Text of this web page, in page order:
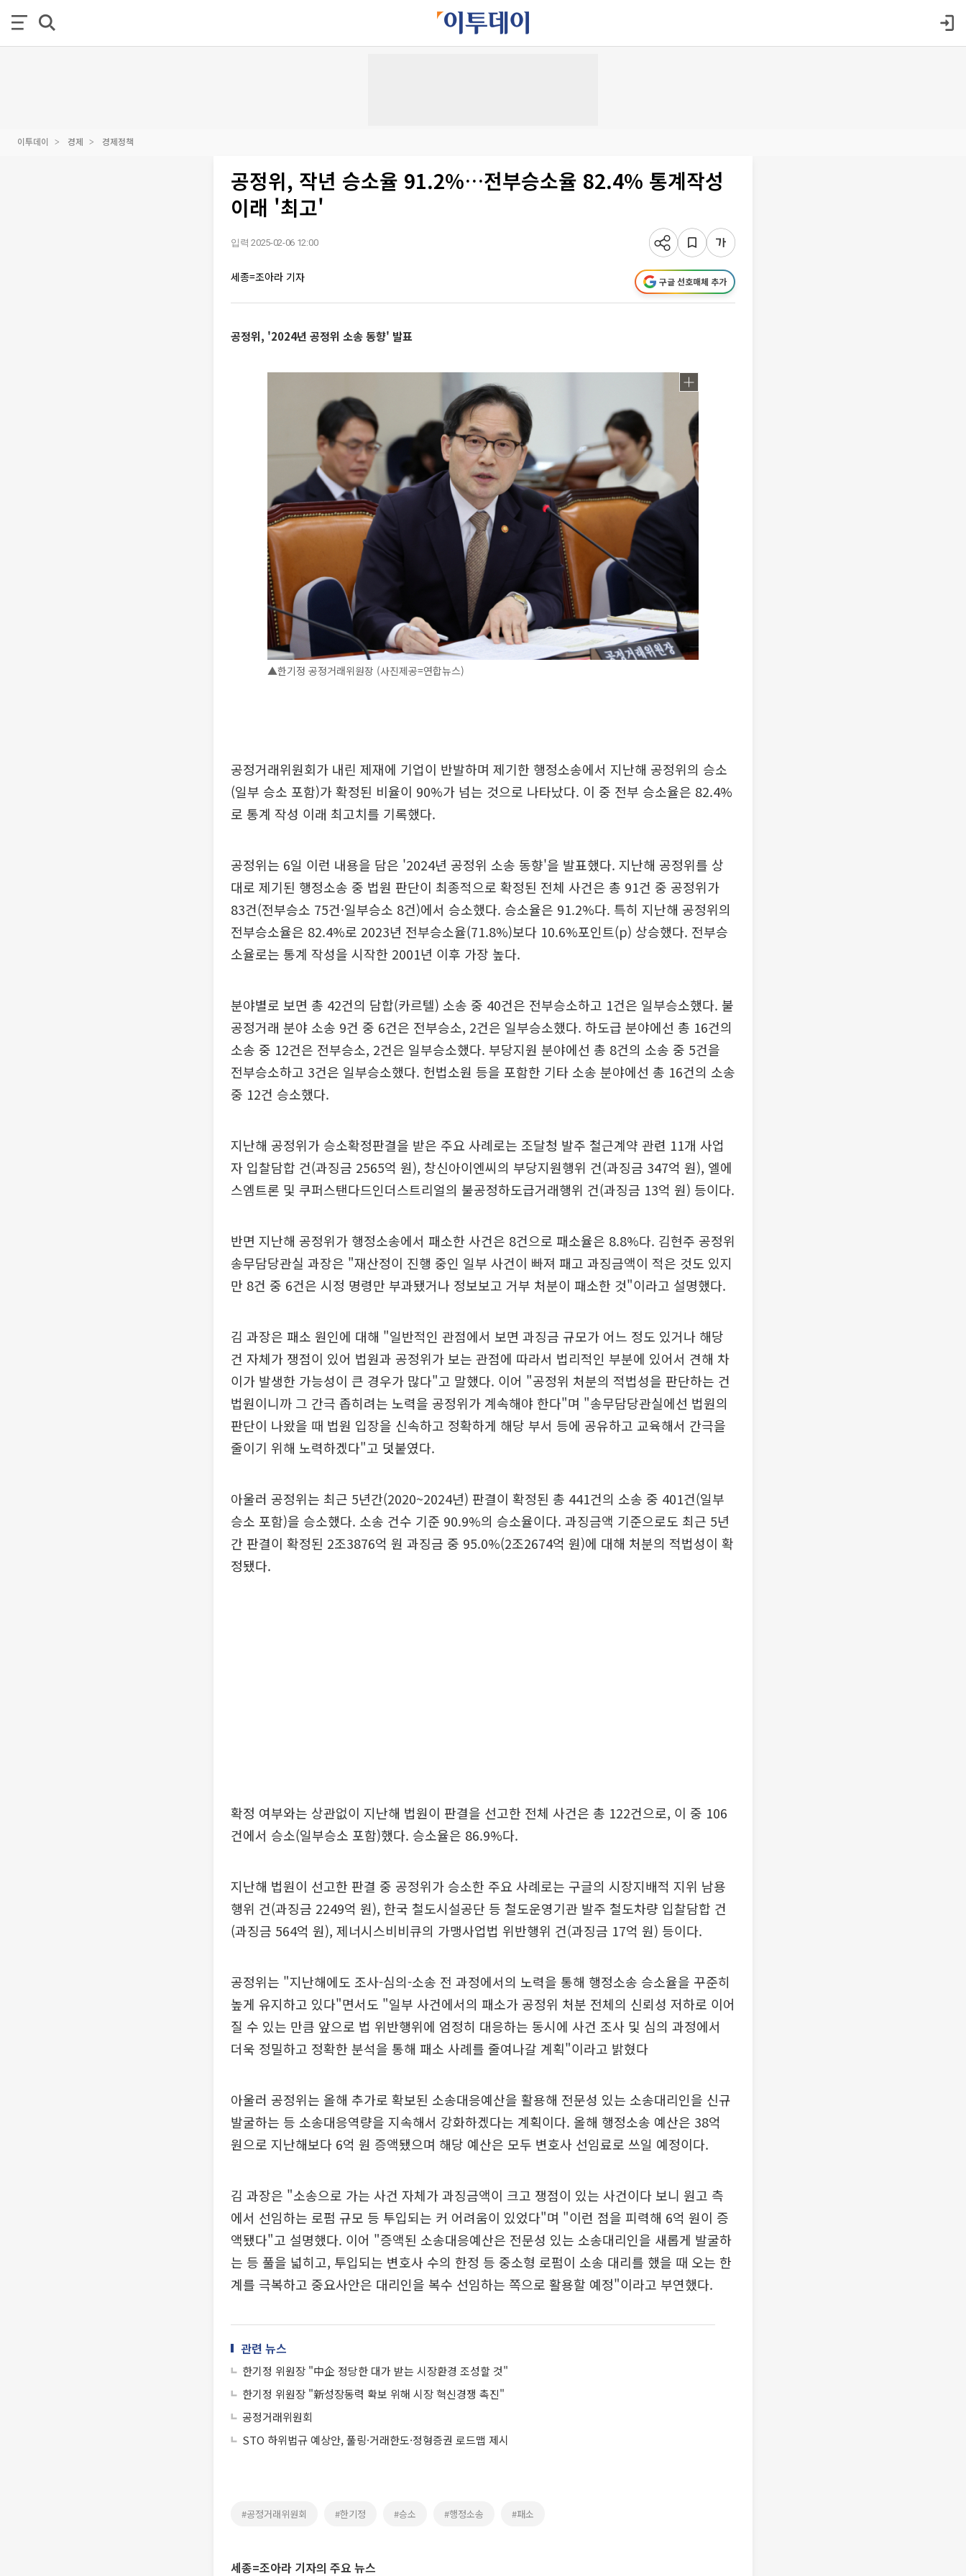
이투데이 경제 경제정책
공정위, 작년 승소율 91.2%…전부승소율 82.4% 통계작성
이래 '최고'
입력 2025-02-06 12:00
세종=조아라 기자 구글 선호매체 추가
공정위, '2024년 공정위 소송 동향' 발표
▲한기정 공정거래위원장 (사진제공=연합뉴스)
공정거래위원회가 내린 제재에 기업이 반발하며 제기한 행정소송에서 지난해 공정위의 승소
(일부 승소 포함)가 확정된 비율이 90%가 넘는 것으로 나타났다. 이 중 전부 승소율은 82.4%
로 통계 작성 이래 최고치를 기록했다.
공정위는 6일 이런 내용을 담은 '2024년 공정위 소송 동향'을 발표했다. 지난해 공정위를 상
대로 제기된 행정소송 중 법원 판단이 최종적으로 확정된 전체 사건은 총 91건 중 공정위가
83건(전부승소 75건·일부승소 8건)에서 승소했다. 승소율은 91.2%다. 특히 지난해 공정위의
전부승소율은 82.4%로 2023년 전부승소율(71.8%)보다 10.6%포인트(p) 상승했다. 전부승
소율로는 통계 작성을 시작한 2001년 이후 가장 높다.
분야별로 보면 총 42건의 담합(카르텔) 소송 중 40건은 전부승소하고 1건은 일부승소했다. 불
공정거래 분야 소송 9건 중 6건은 전부승소, 2건은 일부승소했다. 하도급 분야에선 총 16건의
소송 중 12건은 전부승소, 2건은 일부승소했다. 부당지원 분야에선 총 8건의 소송 중 5건을
전부승소하고 3건은 일부승소했다. 헌법소원 등을 포함한 기타 소송 분야에선 총 16건의 소송
중 12건 승소했다.
지난해 공정위가 승소확정판결을 받은 주요 사례로는 조달청 발주 철근계약 관련 11개 사업
자 입찰담합 건(과징금 2565억 원), 창신아이엔씨의 부당지원행위 건(과징금 347억 원), 엘에
스엠트론 및 쿠퍼스탠다드인더스트리얼의 불공정하도급거래행위 건(과징금 13억 원) 등이다.
반면 지난해 공정위가 행정소송에서 패소한 사건은 8건으로 패소율은 8.8%다. 김현주 공정위
송무담당관실 과장은 "재산정이 진행 중인 일부 사건이 빠져 패고 과징금액이 적은 것도 있지
만 8건 중 6건은 시정 명령만 부과됐거나 정보보고 거부 처분이 패소한 것"이라고 설명했다.
김 과장은 패소 원인에 대해 "일반적인 관점에서 보면 과징금 규모가 어느 정도 있거나 해당
건 자체가 쟁점이 있어 법원과 공정위가 보는 관점에 따라서 법리적인 부분에 있어서 견해 차
이가 발생한 가능성이 큰 경우가 많다"고 말했다. 이어 "공정위 처분의 적법성을 판단하는 건
법원이니까 그 간극 좁히려는 노력을 공정위가 계속해야 한다"며 "송무담당관실에선 법원의
판단이 나왔을 때 법원 입장을 신속하고 정확하게 해당 부서 등에 공유하고 교육해서 간극을
줄이기 위해 노력하겠다"고 덧붙였다.
아울러 공정위는 최근 5년간(2020~2024년) 판결이 확정된 총 441건의 소송 중 401건(일부
승소 포함)을 승소했다. 소송 건수 기준 90.9%의 승소율이다. 과징금액 기준으로도 최근 5년
간 판결이 확정된 2조3876억 원 과징금 중 95.0%(2조2674억 원)에 대해 처분의 적법성이 확
정됐다.
확정 여부와는 상관없이 지난해 법원이 판결을 선고한 전체 사건은 총 122건으로, 이 중 106
건에서 승소(일부승소 포함)했다. 승소율은 86.9%다.
지난해 법원이 선고한 판결 중 공정위가 승소한 주요 사례로는 구글의 시장지배적 지위 남용
행위 건(과징금 2249억 원), 한국 철도시설공단 등 철도운영기관 발주 철도차량 입찰담합 건
(과징금 564억 원), 제너시스비비큐의 가맹사업법 위반행위 건(과징금 17억 원) 등이다.
공정위는 "지난해에도 조사-심의-소송 전 과정에서의 노력을 통해 행정소송 승소율을 꾸준히
높게 유지하고 있다"면서도 "일부 사건에서의 패소가 공정위 처분 전체의 신뢰성 저하로 이어
질 수 있는 만큼 앞으로 법 위반행위에 엄정히 대응하는 동시에 사건 조사 및 심의 과정에서
더욱 정밀하고 정확한 분석을 통해 패소 사례를 줄여나갈 계획"이라고 밝혔다
아울러 공정위는 올해 추가로 확보된 소송대응예산을 활용해 전문성 있는 소송대리인을 신규
발굴하는 등 소송대응역량을 지속해서 강화하겠다는 계획이다. 올해 행정소송 예산은 38억
원으로 지난해보다 6억 원 증액됐으며 해당 예산은 모두 변호사 선임료로 쓰일 예정이다.
김 과장은 "소송으로 가는 사건 자체가 과징금액이 크고 쟁점이 있는 사건이다 보니 원고 측
에서 선임하는 로펌 규모 등 투입되는 커 어려움이 있었다"며 "이런 점을 피력해 6억 원이 증
액됐다"고 설명했다. 이어 "증액된 소송대응예산은 전문성 있는 소송대리인을 새롭게 발굴하
는 등 풀을 넓히고, 투입되는 변호사 수의 한정 등 중소형 로펌이 소송 대리를 했을 때 오는 한
계를 극복하고 중요사안은 대리인을 복수 선임하는 쪽으로 활용할 예정"이라고 부연했다.
관련 뉴스
한기정 위원장 "中企 정당한 대가 받는 시장환경 조성할 것"
한기정 위원장 "新성장동력 확보 위해 시장 혁신경쟁 촉진"
공정거래위원회
STO 하위법규 예상안, 풀링·거래한도·정형증권 로드맵 제시
#공정거래위원회 #한기정 #승소 #행정소송 #패소
세종=조아라 기자의 주요 뉴스